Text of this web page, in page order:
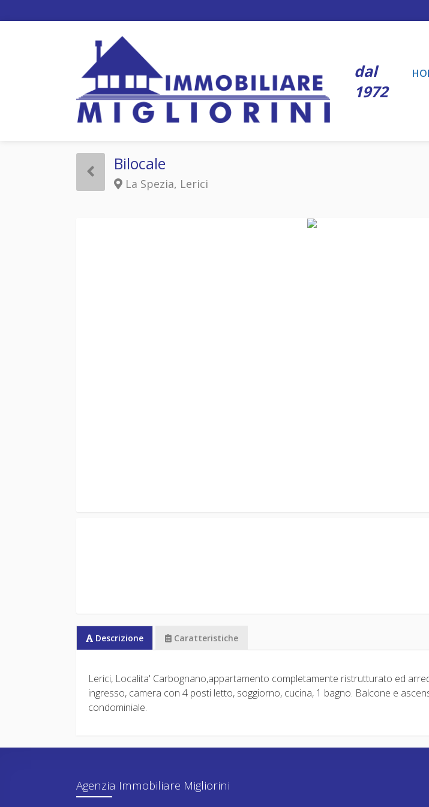
dal
1972
Bilocale
La Spezia, Lerici
Descrizione Caratteristiche
Lerici, Localita' Carbognano,appartamento completamente ristrutturato ed
ingresso, camera con 4 posti letto, soggiorno, cucina, 1 bagno. Balcone e
condominiale.
Agenzia Immobiliare Migliorini